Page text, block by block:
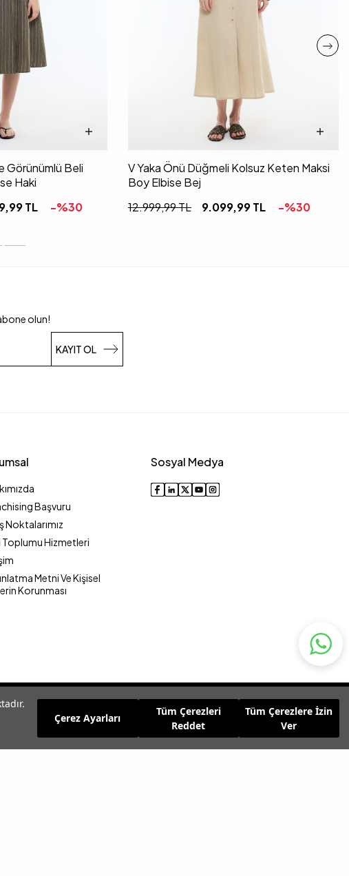
Çerez Ayarları
Tüm Çerezleri
Reddet
Tüm Çerezlere İzin
Ver
Görünümlü Beli
Haki
TL -%30
V Yaka Önü Düğmeli Kolsuz Keten Maksi
Boy Elbise Bej
12.999,99TL 9.099,99TL -%30
olun!
KAYIT OL
Başvuru
Noktalarımız
Toplumu Hizmetleri
Metni Ve Kişisel
Korunması
Sosyal Medya